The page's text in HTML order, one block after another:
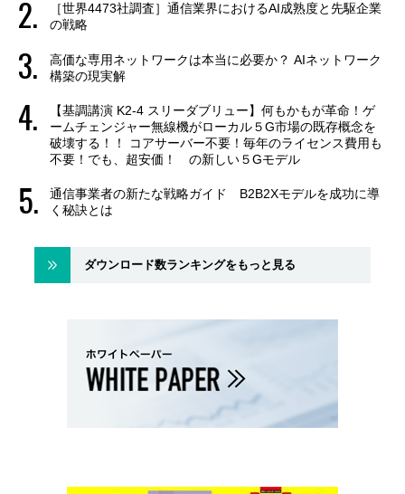
［世界4473社調査］通信業界におけるAI成熟度と先駆企業
の戦略
高価な専用ネットワークは本当に必要か？ AIネットワーク
構築の現実解
【基調講演 K2-4 スリーダブリュー】何もかもが革命！ゲ
ームチェンジャー無線機がローカル５G市場の既存概念を
破壊する！！ コアサーバー不要！毎年のライセンス費用も
不要！でも、超安価！ の新しい５Gモデル
通信事業者の新たな戦略ガイド B2B2Xモデルを成功に導
く秘訣とは
ダウンロード数ランキングをもっと見る